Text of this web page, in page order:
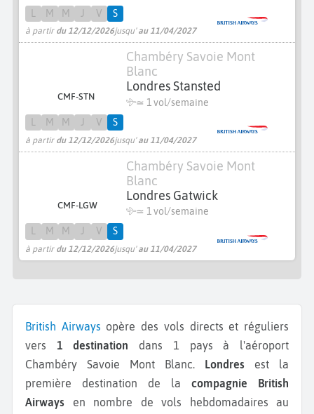
à partir du 12/12/2026jusqu'au 11/04/2027
M M V S
CMF-STN
Chambéry Savoie Mont
Blanc
Londres Stansted
≃ 1 vol/semaine
à partir du 12/12/2026jusqu'au 11/04/2027
M M V S
CMF-LGW
Chambéry Savoie Mont
Blanc
Londres Gatwick
≃ 1 vol/semaine
à partir du 12/12/2026jusqu'au 11/04/2027
L M M J V S
British Airways opère des vols directs et réguliers
vers 1 destination dans 1 pays à l'aéroport
Chambéry Savoie Mont Blanc. Londres est la
première destination de la compagnie British
Airways en nombre de vols hebdomadaires au